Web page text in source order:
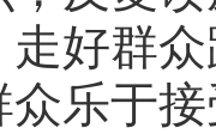
好群
众乐于